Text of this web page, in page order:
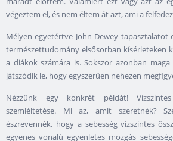
végeztem el, és nem éltem át azt, ami a
Mélyen egyetértve John Dewey tapasztalatot
természettudomány elsősorban kísérleteken
a diákok számára is. Sokszor azonban
játszódik le, hogy egyszerűen nehezen
Nézzünk egy konkrét példát! Vízszintes
szemléltetése. Mi az, amit szeretnék?
észrevennék, hogy a sebesség vízszintes
egyenes vonalú egyenletes mozgás